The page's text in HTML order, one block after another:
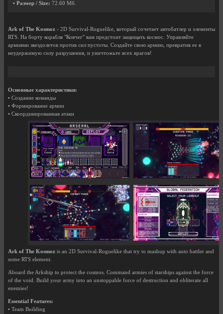
• Размер / Size: 72.60 Мб.
Ark of The Kosmoz - 2D Survival-Roguelike, который сочетает автобатлер и элементы
RTS. На борту корабля "Ковчег" вам предстоит защищать космос. Управляйте
армиями звездолетов против сил пустоты. Создайте свою армию, превратив ее в
неудержимую силу разрушения, и уничтожьте всех врагов!
Основные характеристики:
• Создание команды
• Формирование армии
• Скоординированная атаки
Ark of The Kosmoz is an 2D Survival-Roguelike that try to mashup with auto battler and
some RTS element.
Aboard the Arkship to protect the cosmos. Command armies of starships against the force
of the void. Build your army into an unstoppable force of destruction and obliterate all
enemies!
Essential Features:
• Team Building